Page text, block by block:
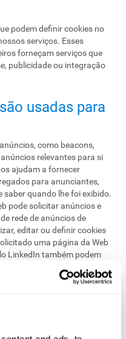
podem definir cookies no
serviços. Esses
forneçam serviços que
publicidade ou integração
usadas ​​para
como beacons,
relevantes para si
ajudam a fornecer
para anunciantes,
saber quando lhe foi exibido.
pode solicitar anúncios e
rede de anúncios de
editar ou definir cookies
uma página da Web
LinkedIn também podem
comportamento de